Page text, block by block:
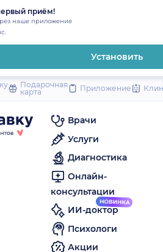
приём!
наше приложение
Установить
Закрыть
Подарочная
карта
Приложение
Врачи
Услуги
Диагностика
Онлайн-
консультации
ИИ-доктор
Психологи
Акции